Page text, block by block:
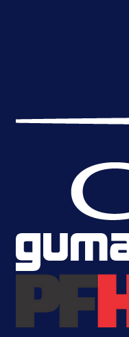
A Selekcija
Brat
1 dan 9 h
Više vijesti